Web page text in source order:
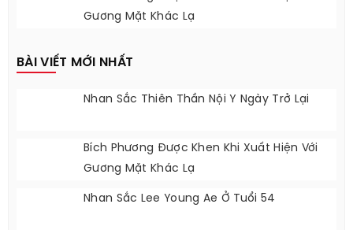
Visual Tuổi 44 Không Điểm Chê Của Ca Sĩ
Bích Phương Được Khen Khi Xuất Hiện Với
Nhan Sắc Thiên Thần Nội Y Ngày Trở Lại